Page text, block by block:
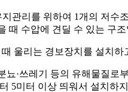
관리를 위하여 1개의 저
때 수압에 견딜 수 있는 구조
울리는 경보장치를 설치
·쓰레기 등의 유해물질
5미터 이상 띄워서 설치하